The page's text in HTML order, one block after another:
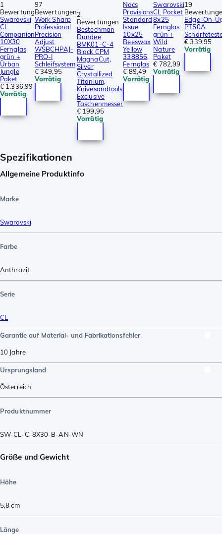
1
Bewertung
Swarovski
CL
Companion
10X30
Fernglas
grün +
Urban
Jungle
Paket
€ 1.336,99
Vorrätig
97
Bewertungen
Work Sharp
Professional
Precision
Adjust
WSBCHPAJ-
PRO-I
Schleifsystem
€ 349,95
Vorrätig
2
Bewertungen
Bestechman
Dundee
BMK01-C-4
Black CPM
MagnaCut,
Silver
Crystallized
Titanium,
Knivesandtools
Exclusive
Taschenmesser
€ 199,95
Vorrätig
Nocs
Provisions
Standard
Issue
10x25
Beeswax
Yellow
338856,
Fernglas
€ 89,49
Vorrätig
Swarovski
CL Pocket
8x25
Fernglas
grün +
Wild
Nature
Paket
€ 782,99
Vorrätig
19
Edge-On-
PT50A
€ 339,95
Vorrätig
Spezifikationen
Allgemeine Produktinfo
Marke
Swarovski
Farbe
Anthrazit
Serie
CL
Garantie auf Material- und Fabrikationsfehler
10 Jahre
Ursprungsland
Österreich
Produktnummer
SW-CL-C-8X30-B-AN-WN
Größe und Gewicht
Höhe
5,8cm
Länge